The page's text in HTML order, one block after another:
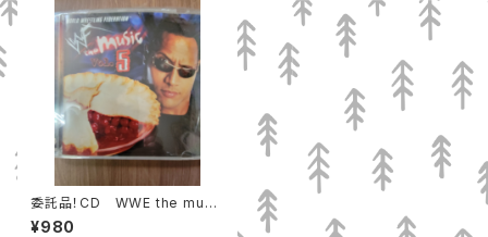
委託品！CD WWE the musi
c vol.5 中古
¥980